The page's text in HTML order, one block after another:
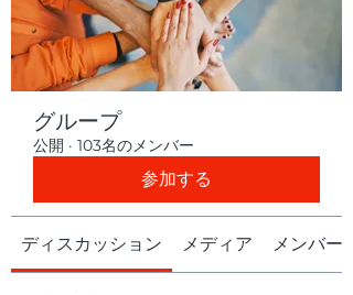
グループ
公開 · 103名のメンバー
参加する
ディスカッション メディア メンバー